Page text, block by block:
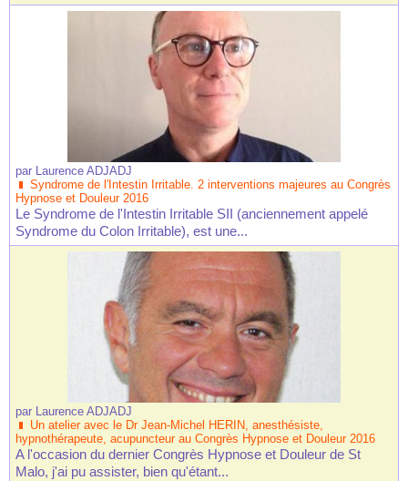
par Laurence ADJADJ
Syndrome de l'Intestin Irritable. 2 interventions majeures au Congrès
Hypnose et Douleur 2016
Le Syndrome de l'Intestin Irritable SII (anciennement appelé
Syndrome du Colon Irritable), est une...
par Laurence ADJADJ
Un atelier avec le Dr Jean-Michel HERIN, anesthésiste,
hypnothérapeute, acupuncteur au Congrès Hypnose et Douleur 2016
A l'occasion du dernier Congrès Hypnose et Douleur de St
Malo, j'ai pu assister, bien qu'étant...